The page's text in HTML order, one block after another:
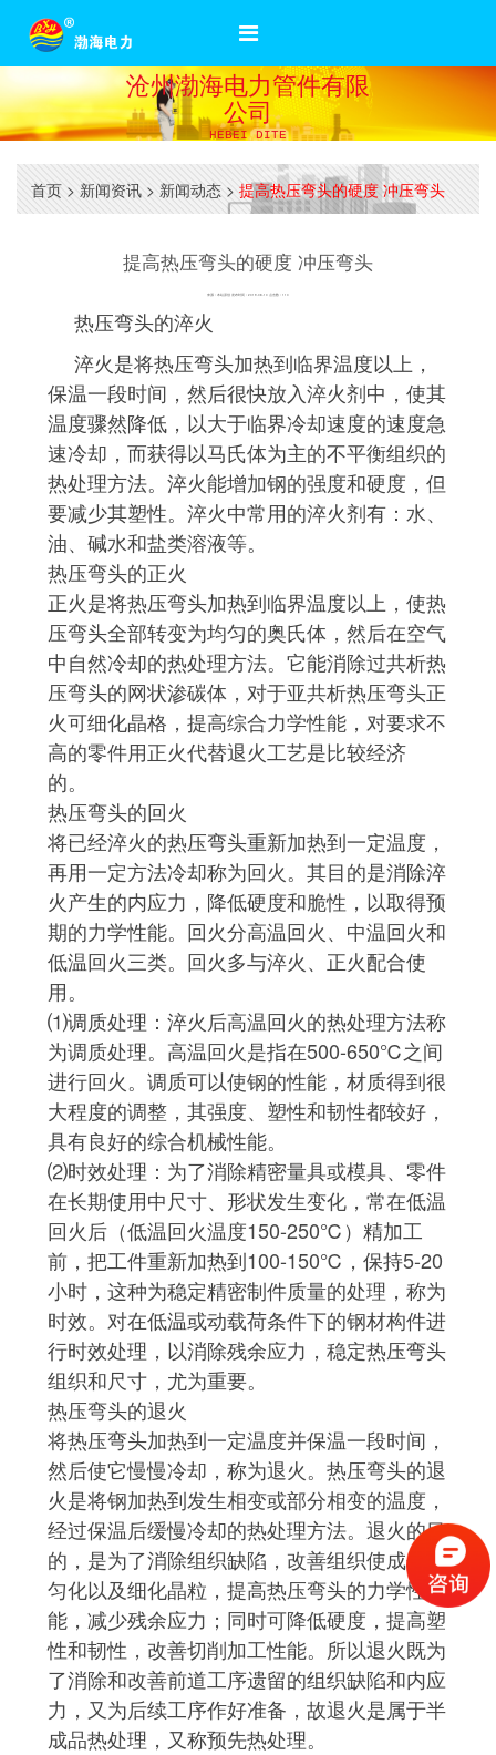
沧州渤海电力管件有限
公司
HEBEI DITE
首页> 新闻资讯> 新闻动态> 提高热压弯头的硬度 冲压弯头
提高热压弯头的硬度 冲压弯头
来源：本站原创 发布时间：2019-08-10 点击数：110
热压弯头的淬火
淬火是将热压弯头加热到临界温度以上，
保温一段时间，然后很快放入淬火剂中，使其
温度骤然降低，以大于临界冷却速度的速度急
速冷却，而获得以马氏体为主的不平衡组织的
热处理方法。淬火能增加钢的强度和硬度，但
要减少其塑性。淬火中常用的淬火剂有：水、
油、碱水和盐类溶液等。
热压弯头的正火
正火是将热压弯头加热到临界温度以上，使热
压弯头全部转变为均匀的奥氏体，然后在空气
中自然冷却的热处理方法。它能消除过共析热
压弯头的网状渗碳体，对于亚共析热压弯头正
火可细化晶格，提高综合力学性能，对要求不
高的零件用正火代替退火工艺是比较经济
的。
热压弯头的回火
将已经淬火的热压弯头重新加热到一定温度，
再用一定方法冷却称为回火。其目的是消除淬
火产生的内应力，降低硬度和脆性，以取得预
期的力学性能。回火分高温回火、中温回火和
低温回火三类。回火多与淬火、正火配合使
用。
⑴调质处理：淬火后高温回火的热处理方法称
为调质处理。高温回火是指在500-650℃之间
进行回火。调质可以使钢的性能，材质得到很
大程度的调整，其强度、塑性和韧性都较好，
具有良好的综合机械性能。
⑵时效处理：为了消除精密量具或模具、零件
在长期使用中尺寸、形状发生变化，常在低温
回火后（低温回火温度150-250℃）精加工
前，把工件重新加热到100-150℃，保持5-20
小时，这种为稳定精密制件质量的处理，称为
时效。对在低温或动载荷条件下的钢材构件进
行时效处理，以消除残余应力，稳定热压弯头
组织和尺寸，尤为重要。
热压弯头的退火
将热压弯头加热到一定温度并保温一段时间，
然后使它慢慢冷却，称为退火。热压弯头的退
火是将钢加热到发生相变或部分相变的温度，
经过保温后缓慢冷却的热处理方法。退火的目
的，是为了消除组织缺陷，改善组织使成分均
匀化以及细化晶粒，提高热压弯头的力学性
能，减少残余应力；同时可降低硬度，提高塑
性和韧性，改善切削加工性能。所以退火既为
了消除和改善前道工序遗留的组织缺陷和内应
力，又为后续工序作好准备，故退火是属于半
成品热处理，又称预先热处理。